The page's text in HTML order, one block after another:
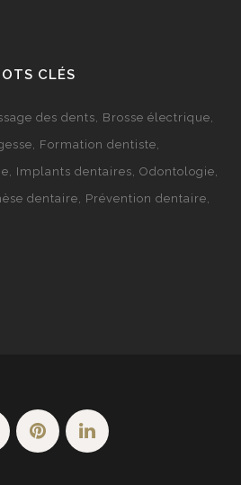
CLÉS
des dents
Brosse électrique
Formation dentiste
Implants dentaires Odontologie
dentaire
Prévention dentaire